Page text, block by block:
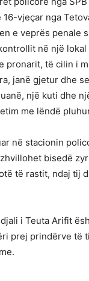
vjeçar nga
e veprës penale
në një
pronarit, të cilin i
janë gjetur dhe
një kuti dhe
me lëndë
në stacionin
bisedë
të rastit, ndaj tij
i Teuta Arifit
prej prindërve të